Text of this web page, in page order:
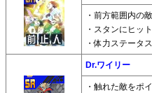
・前方範囲内の
・スタンにヒッ
・体力ステータ
Dr.ワイリー
・触れた敵をポ